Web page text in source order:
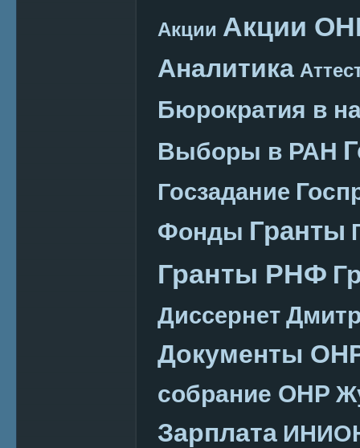
Акции Акции
Аналитика
Бюрократия в
Выборы в РАН
Госзадание
Фонды Гранты
Гранты РНФ
Диссернет
Документы
собрание ОНР
Зарплата